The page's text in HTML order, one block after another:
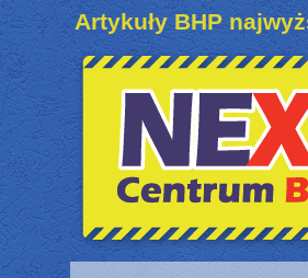
Artykuły BHP